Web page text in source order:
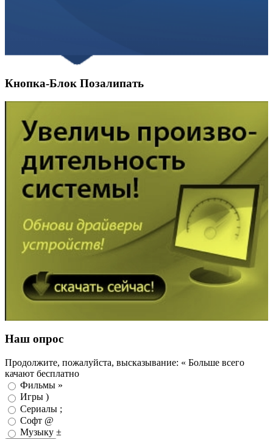
Кнопка-Блок Позалипать
Наш опрос
Продолжите, пожалуйста, высказывание: « Больше всего
качают бесплатно
Фильмы »
Игры )
Сериалы ;
Софт @
Музыку ±